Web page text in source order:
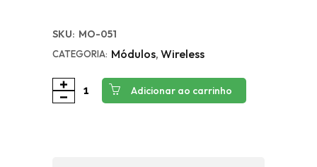
SKU: MO-051
CATEGORIA: Módulos, Wireless
Adicionar ao carrinho